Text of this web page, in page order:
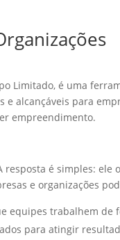
Limitado, é uma
alcançáveis para
empreendimento.
é simples:
e organizações
equipes trabalhem de
para atingir